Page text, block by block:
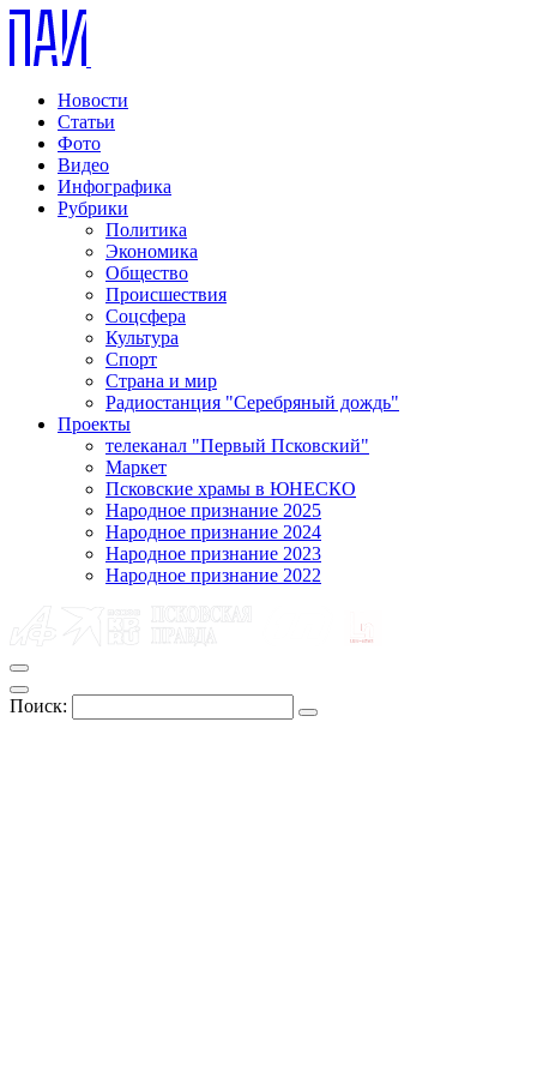
Новости
Статьи
Фото
Видео
Инфографика
Рубрики
Политика
Экономика
Общество
Происшествия
Соцсфера
Культура
Спорт
Страна и мир
Радиостанция "Серебряный дождь"
Проекты
телеканал "Первый Псковский"
Маркет
Псковские храмы в ЮНЕСКО
Народное признание 2025
Народное признание 2024
Народное признание 2023
Народное признание 2022
Поиск: